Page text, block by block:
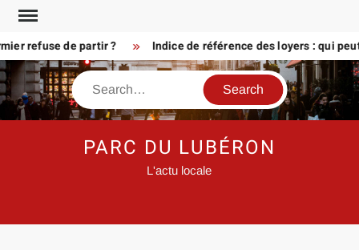
Skip
contentrefuse de partir ? Indice de référence des loyers : qui
Search
PARC DU LUBÉRON
L'actu locale